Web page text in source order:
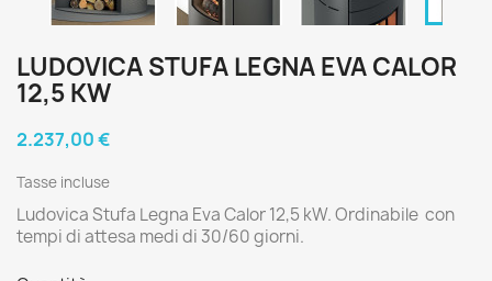
LUDOVICA STUFA LEGNA EVA CALOR
12,5 KW
2.237,00 €
Tasse incluse
Ludovica Stufa Legna Eva Calor 12,5 kW. Ordinabile con
tempi di attesa medi di 30/60 giorni.